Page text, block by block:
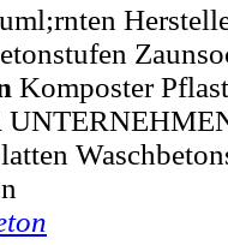
Komposter